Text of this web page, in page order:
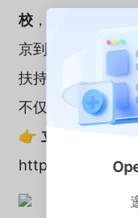
校，携手师生共
京到深圳，我们
扶持等形式，点
不仅掌握了前沿
👉 立即加入校源行
https://